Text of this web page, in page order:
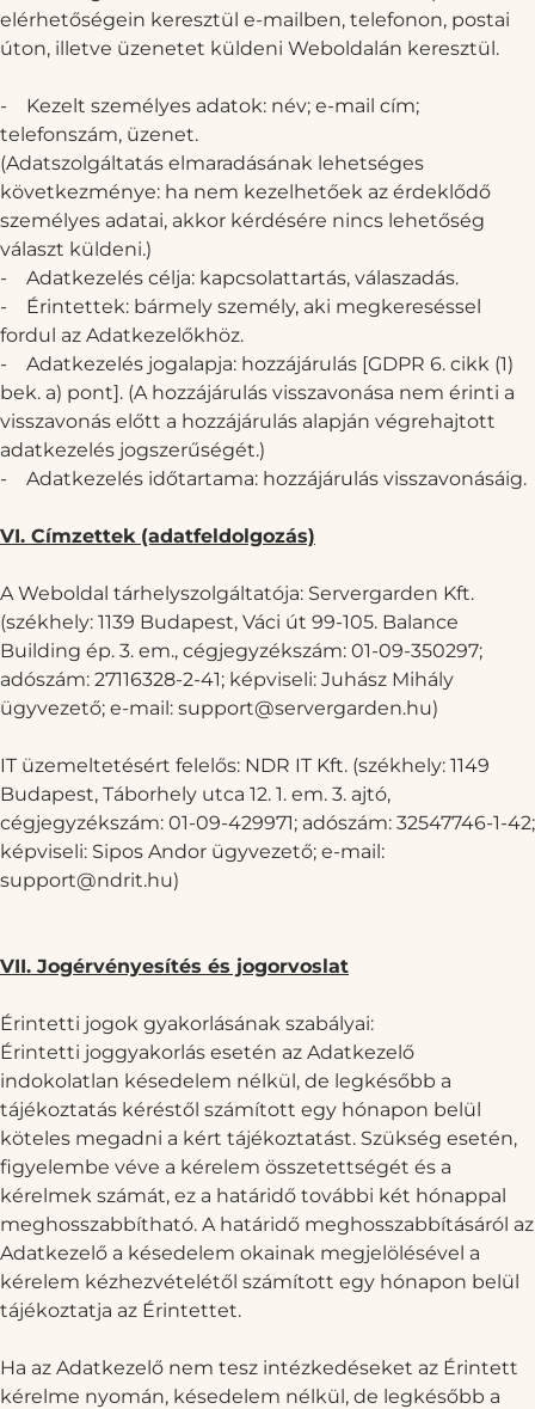
elérhetőségein keresztül e-mailben, telefonon, postai
úton, illetve üzenetet küldeni Weboldalán keresztül.
-
Kezelt személyes adatok: név; e-mail cím;
telefonszám, üzenet.
(Adatszolgáltatás elmaradásának lehetséges
következménye: ha nem kezelhetőek az érdeklődő
személyes adatai, akkor kérdésére nincs lehetőség
választ küldeni.)
-
Adatkezelés célja: kapcsolattartás, válaszadás.
-
Érintettek: bármely személy, aki megkereséssel
fordul az Adatkezelőkhöz.
-
Adatkezelés jogalapja: hozzájárulás [GDPR 6. cikk (1)
bek. a) pont]. (A hozzájárulás visszavonása nem érinti a
visszavonás előtt a hozzájárulás alapján végrehajtott
adatkezelés jogszerűségét.)
-
Adatkezelés időtartama: hozzájárulás visszavonásáig.
VI. Címzettek (adatfeldolgozás)
A Weboldal tárhelyszolgáltatója: Servergarden Kft.
(székhely: 1139 Budapest, Váci út 99-105. Balance
Building ép. 3. em., cégjegyzékszám: 01-09-350297;
adószám: 27116328-2-41; képviseli: Juhász Mihály
ügyvezető; e-mail: support@servergarden.hu)
IT üzemeltetésért felelős: NDR IT Kft. (székhely: 1149
Budapest, Táborhely utca 12. 1. em. 3. ajtó,
cégjegyzékszám: 01-09-429971; adószám: 32547746-1-42;
képviseli: Sipos Andor ügyvezető; e-mail:
support@ndrit.hu)
VII. Jogérvényesítés és jogorvoslat
Érintetti jogok gyakorlásának szabályai:
Érintetti joggyakorlás esetén az Adatkezelő
indokolatlan késedelem nélkül, de legkésőbb a
tájékoztatás kéréstől számított egy hónapon belül
köteles megadni a kért tájékoztatást. Szükség esetén,
figyelembe véve a kérelem összetettségét és a
kérelmek számát, ez a határidő további két hónappal
meghosszabbítható. A határidő meghosszabbításáról az
Adatkezelő a késedelem okainak megjelölésével a
kérelem kézhezvételétől számított egy hónapon belül
tájékoztatja az Érintettet.
Ha az Adatkezelő nem tesz intézkedéseket az Érintett
kérelme nyomán, késedelem nélkül, de legkésőbb a